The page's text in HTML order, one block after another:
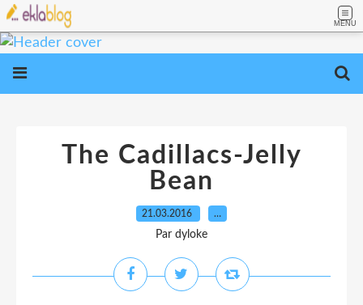
MENU
The Cadillacs-Jelly
Bean
21.03.2016 …
Par dyloke